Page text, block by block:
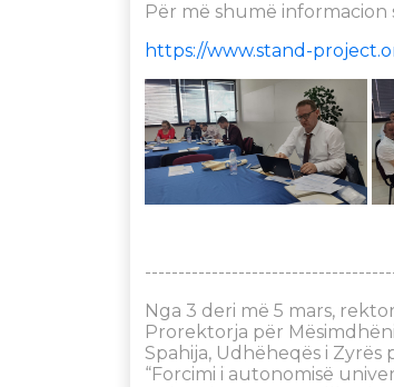
Për më shumë
https://www.stand-
Nga 3 deri më 5 mars,
Prorektorja për
Spahija, Udhëheqës i
“Forcimi i autonomisë